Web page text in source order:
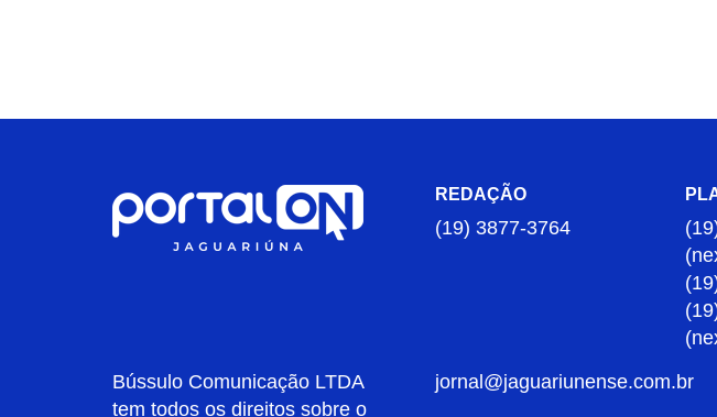
REDAÇÃO
(19) 3877-3764
Bússulo Comunicação LTDA
tem todos os direitos sobre o
jornal@jaguariunense.com.br